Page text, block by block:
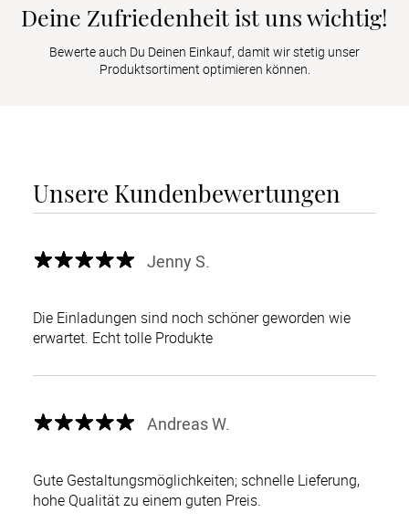
Deine Zufriedenheit ist uns wichtig!
Bewerte auch Du Deinen Einkauf, damit wir stetig unser
Produktsortiment optimieren können.
Unsere Kundenbewertungen
Jenny S.
Die Einladungen sind noch schöner geworden wie
erwartet. Echt tolle Produkte
Andreas W.
Gute Gestaltungsmöglichkeiten; schnelle Lieferung,
hohe Qualität zu einem guten Preis.